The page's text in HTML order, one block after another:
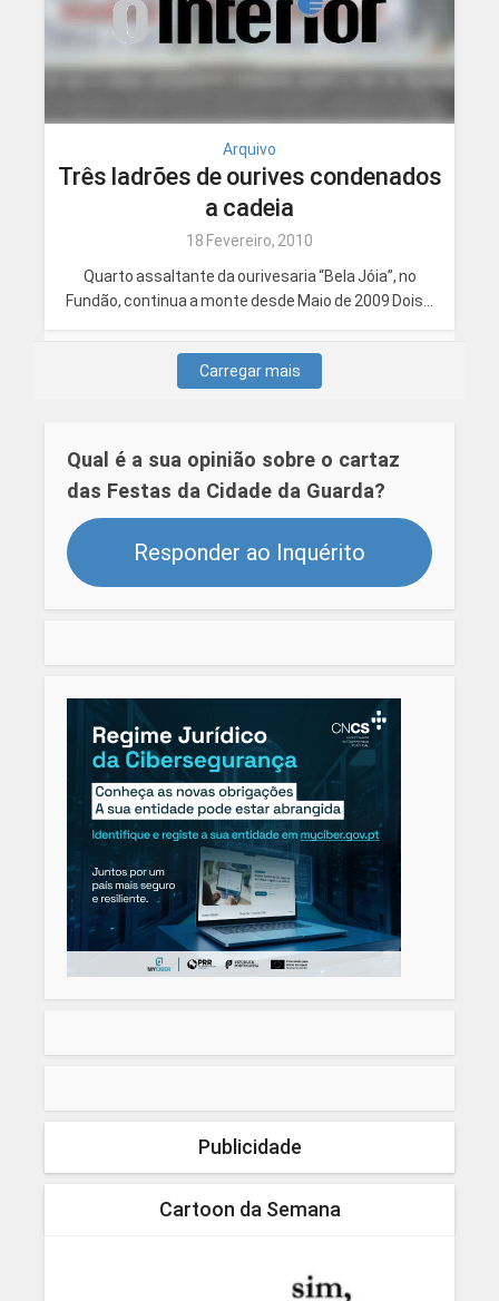
Arquivo
Três ladrões de ourives condenados
a cadeia
18 Fevereiro, 2010
Quarto assaltante da ourivesaria “Bela Jóia”, no
Fundão, continua a monte desde Maio de 2009 Dois...
Carregar mais
Qual é a sua opinião sobre o cartaz
das Festas da Cidade da Guarda?
Responder ao Inquérito
Publicidade
Cartoon da Semana